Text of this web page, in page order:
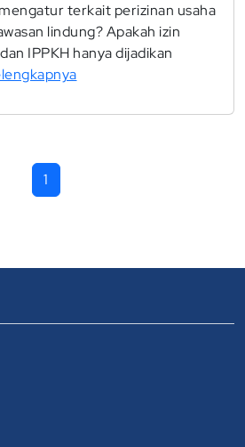
terkait perizinan usaha
lindung? Apakah izin
IPPKH hanya dijadikan
1